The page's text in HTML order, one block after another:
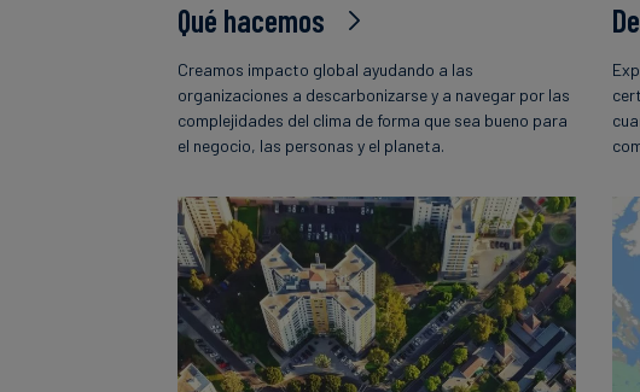
Qué hacemos
Creamos impacto global ayudando a las
organizaciones a descarbonizarse y a navegar por las
complejidades del clima de forma que sea bueno para
el negocio, las personas y el planeta.